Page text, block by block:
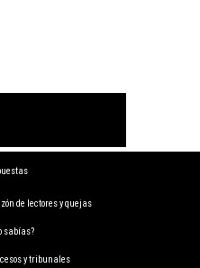
de lectores y quejas
sabías?
y tribunales